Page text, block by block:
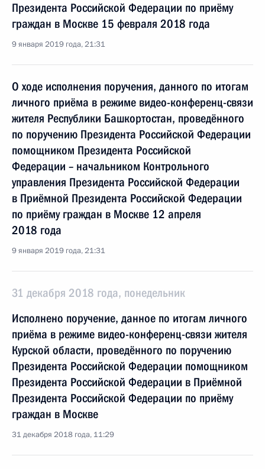
Президента Российской Федерации по приёму
граждан в Москве 15 февраля 2018 года
9 января 2019 года, 21:31
О ходе исполнения поручения, данного по итогам
личного приёма в режиме видео-конференц-связи
жителя Республики Башкортостан, проведённого
по поручению Президента Российской Федерации
помощником Президента Российской
Федерации – начальником Контрольного
управления Президента Российской Федерации
в Приёмной Президента Российской Федерации
по приёму граждан в Москве 12 апреля
2018 года
9 января 2019 года, 21:31
31 декабря 2018 года, понедельник
Исполнено поручение, данное по итогам личного
приёма в режиме видео-конференц-связи жителя
Курской области, проведённого по поручению
Президента Российской Федерации помощником
Президента Российской Федерации в Приёмной
Президента Российской Федерации по приёму
граждан в Москве
31 декабря 2018 года, 11:29